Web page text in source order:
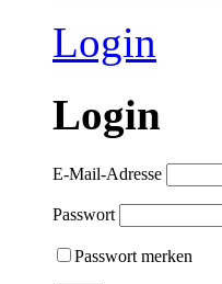
Login
Login
E-Mail-Adresse
Passwort
Passwort merken